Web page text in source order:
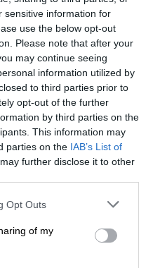
sensitive information for
use the below opt-out
Please note that after your
may continue seeing
information utilized by
to third parties prior to
opt-out of the further
by third parties on the
This information may
parties on the IAB’s List of
further disclose it to other
Opt Outs
of my
recykling i
Lepsze rezultaty
jedyne rozwiązanie,
o precyzyjnej
HP, mające zapewnić
wyniki i stałą
w przystępnej cenie
i łatwe zarządzanie
wkładom HP
2 razy więcej stron i
korzystając z
dużej pojemności.